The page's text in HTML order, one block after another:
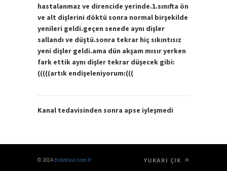
hastalanmaz ve direncide yerinde.1.sınıfta ön
ve alt dişlerini döktü sonra normal birşekilde
yenileri geldi.geçen senede aynı dişler
sallandı ve düştü.sonra tekrar hiç sıkıntısız
yeni dişler geldi.ama dün akşam mısır yerken
fark ettik aynı dişler tekrar düşecek gibi:
(((((artık endişeleniyorum:(((
Kanal tedavisinden sonra apse iyleşmedi
© 2014distedavi.com.tr YUKARI ÇIK